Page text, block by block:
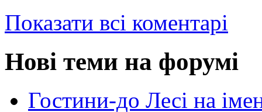
Показати всі коментарі
Нові теми на форумі
Гостини-до Лесі на